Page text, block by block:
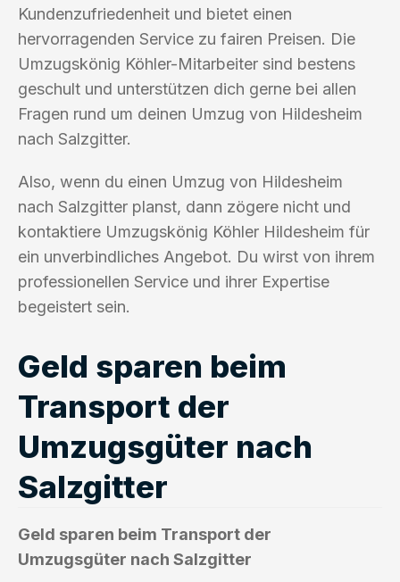
Kundenzufriedenheit und bietet einen
hervorragenden Service zu fairen Preisen. Die
Umzugskönig Köhler-Mitarbeiter sind bestens
geschult und unterstützen dich gerne bei allen
Fragen rund um deinen Umzug von Hildesheim
nach Salzgitter.
Also, wenn du einen Umzug von Hildesheim
nach Salzgitter planst, dann zögere nicht und
kontaktiere Umzugskönig Köhler Hildesheim für
ein unverbindliches Angebot. Du wirst von ihrem
professionellen Service und ihrer Expertise
begeistert sein.
Geld sparen beim
Transport der
Umzugsgüter nach
Salzgitter
Geld sparen beim Transport der
Umzugsgüter nach Salzgitter